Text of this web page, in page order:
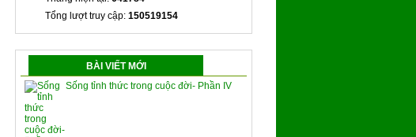
Tổng lượt truy cập: 150519154
BÀI VIẾT MỚI
Sống tỉnh thức trong cuộc đời- Phần IV